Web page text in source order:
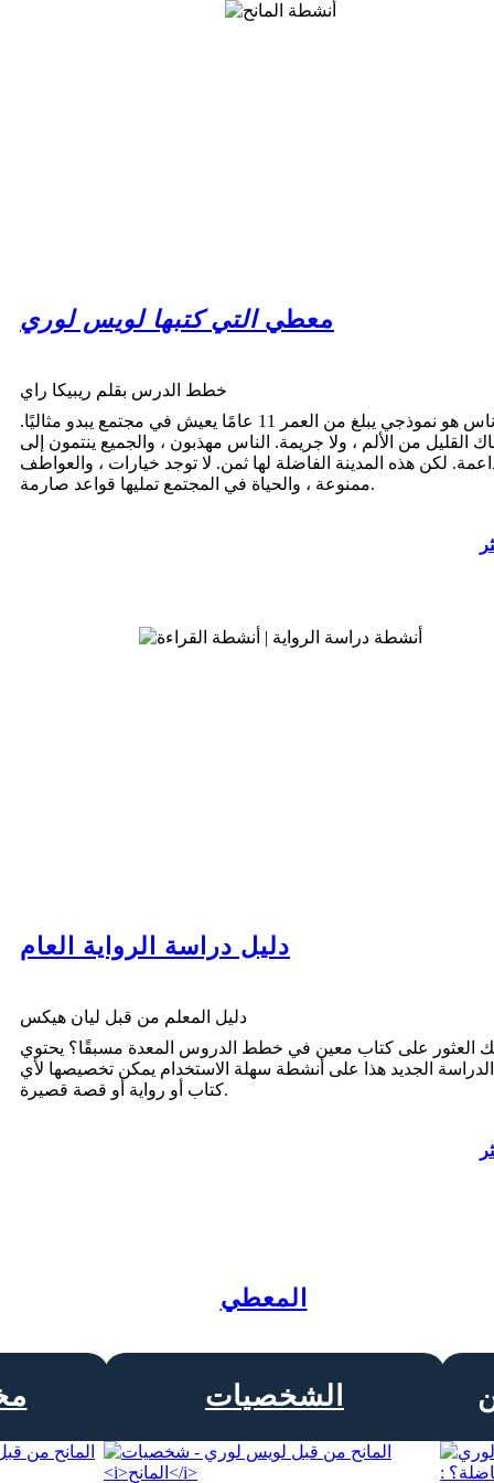
معطيالتي كتبها لويس لوري
خطط الدرس بقلم ريبيكا راي
جوناس هو نموذجي يبلغ من العمر 11 عامًا يعيش في مجتمع يبدو مثاليًا.
القليل من الألم ، ولا جريمة. الناس مهذبون ، والجميع ينتمون إلى
لكن هذه المدينة الفاضلة لها ثمن. لا توجد خيارات ، والعواطف
ممنوعة ، والحياة في المجتمع تمليها قواعد صارمة.
دليل دراسة الرواية العام
دليل المعلم من قبل ليان هيكس
العثور على كتاب معين في خطط الدروس المعدة مسبقًا؟ يحتوي
الجديد هذا على أنشطة سهلة الاستخدام يمكن تخصيصها لأي
كتاب أو رواية أو قصة قصيرة.
المعطي
الشخصيات